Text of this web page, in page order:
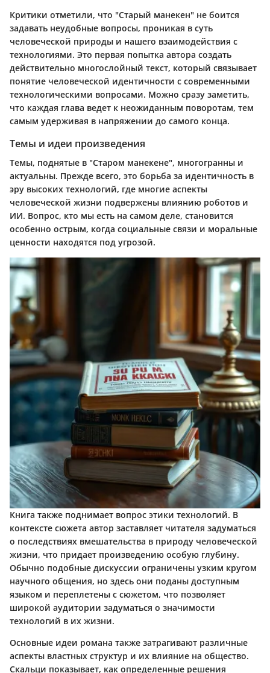
Критики отметили, что "Старый манекен" не боится
задавать неудобные вопросы, проникая в суть
человеческой природы и нашего взаимодействия с
технологиями. Это первая попытка автора создать
действительно многослойный текст, который связывает
понятие человеческой идентичности с современными
технологическими вопросами. Можно сразу заметить,
что каждая глава ведет к неожиданным поворотам, тем
самым удерживая в напряжении до самого конца.
Темы и идеи произведения
Темы, поднятые в "Старом манекене", многогранны и
актуальны. Прежде всего, это борьба за идентичность в
эру высоких технологий, где многие аспекты
человеческой жизни подвержены влиянию роботов и
ИИ. Вопрос, кто мы есть на самом деле, становится
особенно острым, когда социальные связи и моральные
ценности находятся под угрозой.
Книга также поднимает вопрос этики технологий. В
контексте сюжета автор заставляет читателя задуматься
о последствиях вмешательства в природу человеческой
жизни, что придает произведению особую глубину.
Обычно подобные дискуссии ограничены узким кругом
научного общения, но здесь они поданы доступным
языком и переплетены с сюжетом, что позволяет
широкой аудитории задуматься о значимости
технологий в их жизни.
Основные идеи романа также затрагивают различные
аспекты властных структур и их влияние на общество.
Скальци показывает, как определенные решения